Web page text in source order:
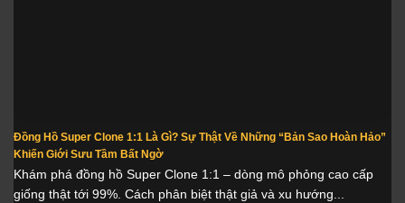
Đồng Hồ Super Clone 1:1 Là Gì? Sự Thật Về Những “Bản Sao Hoàn Hảo”
Khiến Giới Sưu Tầm Bất Ngờ
Khám phá đồng hồ Super Clone 1:1 – dòng mô phỏng cao cấp
giống thật tới 99%. Cách phân biệt thật giả và xu hướng...